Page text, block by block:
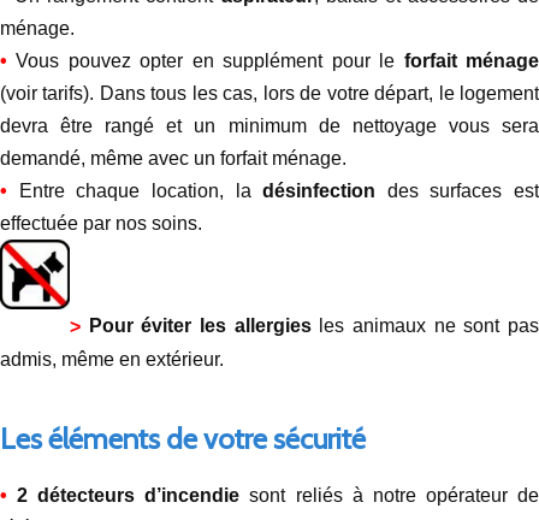
ménage.
•Vous pouvez opter en supplément pour le forfait ménage
(voir tarifs). Dans tous les cas, lors de votre départ, le logement
devra être rangé et un minimum de nettoyage vous sera
demandé, même avec un forfait ménage.
•
Entre chaque location, ladésinfection des surfaces est
effectuée par nos soins.
> Pour éviter les allergiesles animaux ne sont pas
admis, même en extérieur.
Les éléments de votre sécurité
•2 détecteurs d’incendie sont reliés à notre opérateur de